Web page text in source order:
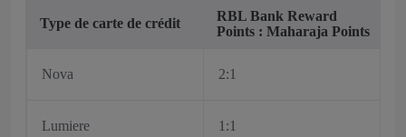
Type de carte de crédit
RBL Bank Reward
Points : Maharaja Points
Nova 2:1
Lumiere 1:1